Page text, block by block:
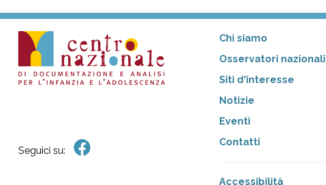
Seguici su:
Chi siamo
Osservatori nazionali
Siti d'interesse
Notizie
Eventi
Contatti
Accessibilità